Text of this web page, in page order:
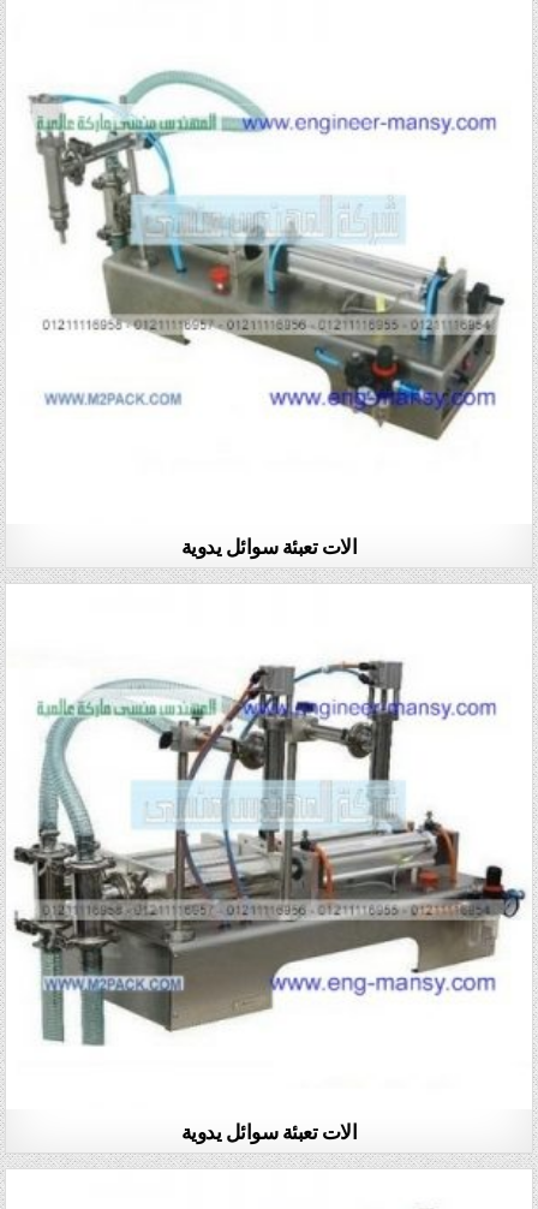
الات تعبئة سوائل يدوية
الات تعبئة سوائل يدوية